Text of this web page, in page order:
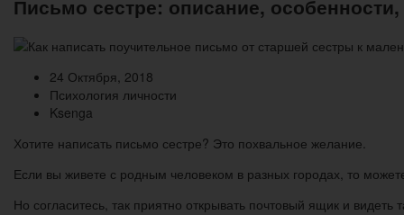
Письмо сестре: описание,
24 Октября, 2018
Психология личности
Ksenga
Хотите написать письмо сестре? Это похвальное желание.
Если вы живете с родным человеком в разных городах, то
Но согласитесь, так приятно открывать почтовый ящик и